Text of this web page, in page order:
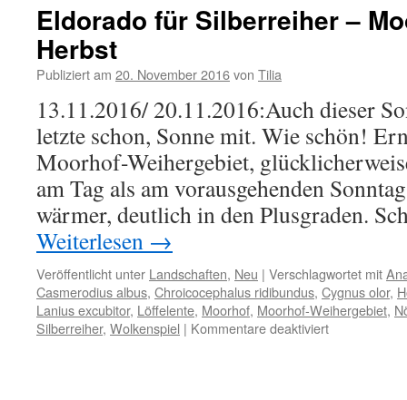
Eldorado für Silberreiher –
Herbst
Publiziert am 20. November 2016von Tilia
13.11.2016/ 20.11.2016:Auch dieser
letzte schon, Sonne mit. Wie schön!
Moorhof-Weihergebiet,
am Tag als am vorausgehenden
wärmer, deutlich in den Plusgraden.
Weiterlesen →
Veröffentlicht unter Landschaften, Neu | Verschlagwortet mit
Casmerodius albus, Chroicocephalus ridibundus, Cygnus olor,
Lanius excubitor, Löffelente, Moorhof, Moorhof-Weihergebiet,
Silberreiher, Wolkenspiel | Kommentare deaktiviertfür